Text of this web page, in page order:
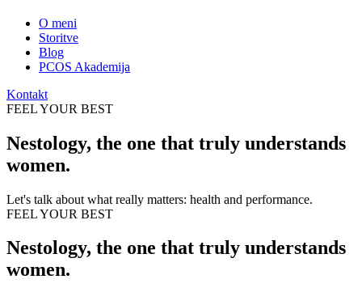
O meni
Storitve
Blog
PCOS Akademija
Kontakt
FEEL YOUR BEST
Nestology, the one that truly understands
women.
Let's talk about what really matters: health and performance.
FEEL YOUR BEST
Nestology, the one that truly understands
women.